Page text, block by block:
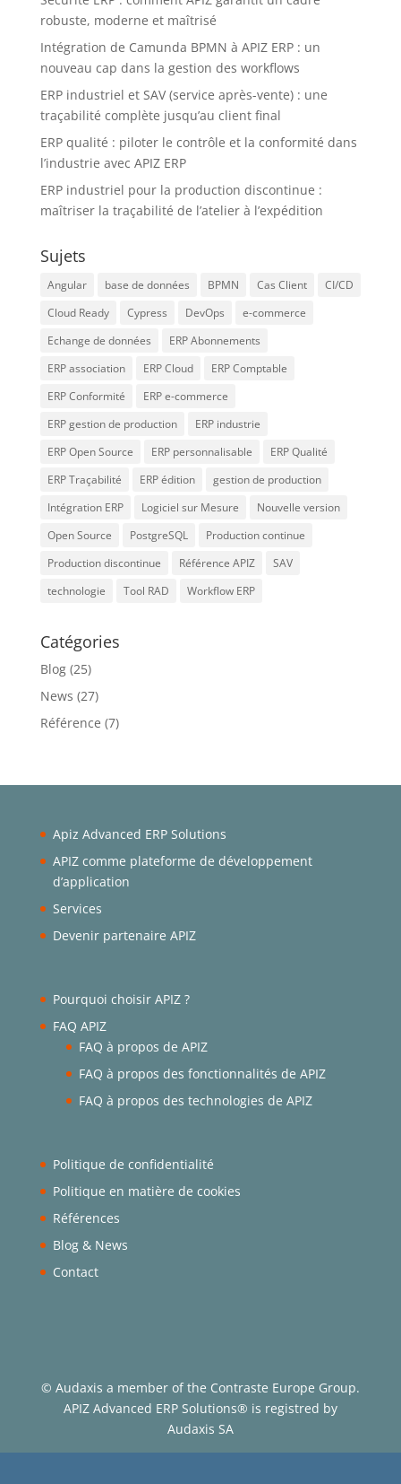
robuste, moderne et maîtrisé
Intégration de Camunda BPMN à APIZ ERP : un
nouveau cap dans la gestion des workflows
ERP industriel et SAV (service après-vente) : une
traçabilité complète jusqu’au client final
ERP qualité : piloter le contrôle et la conformité dans
l’industrie avec APIZ ERP
ERP industriel pour la production discontinue :
maîtriser la traçabilité de l’atelier à l’expédition
Sujets
Angular base de données BPMN Cas Client
CI/CD
Cloud Ready
Cypress DevOps
e-commerce
Echange de données
ERP Abonnements
ERP association
ERP Cloud
ERP Comptable
ERP Conformité
ERP e-commerce
ERP gestion de production
ERP industrie
ERP Open Source
ERP personnalisable
ERP Qualité
ERP Traçabilité
ERP édition
gestion de production
Intégration ERP
Logiciel sur Mesure
Nouvelle version
Open Source
PostgreSQL
Production continue
Production discontinue
Référence APIZ
SAV
technologie
Tool RAD Workflow ERP
Catégories
Blog(25)
News (27)
Référence (7)
Apiz Advanced ERP Solutions
APIZ comme plateforme de développement
d’application
Services
Devenir partenaire APIZ
Pourquoi choisir APIZ ?
FAQ APIZ
FAQ à propos de APIZ
FAQ à propos des fonctionnalités de APIZ
FAQ à propos des technologies de APIZ
Politique de confidentialité
Politique en matière de cookies
Références
Blog & News
Contact
© Audaxis a member of the Contraste Europe Group.
APIZ Advanced ERP Solutions® is registred by
Audaxis SA